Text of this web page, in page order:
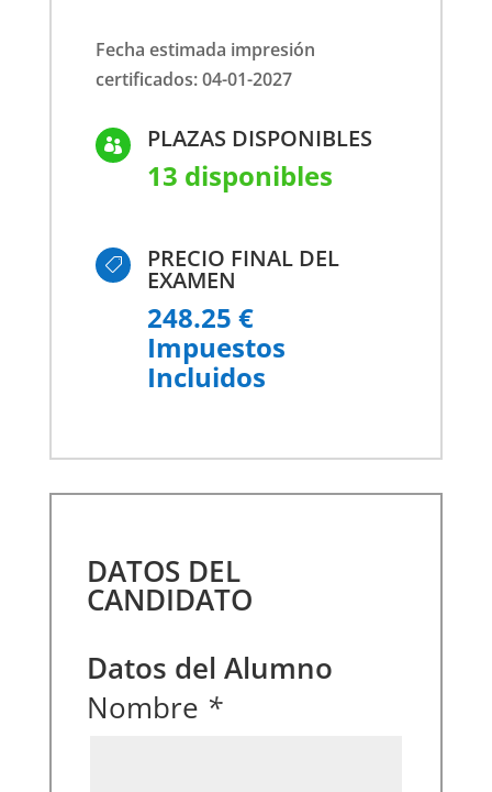
Fecha estimada impresión
certificados: 04-01-2027
 PLAZAS DISPONIBLES
13 disponibles
 PRECIO FINAL DEL
EXAMEN
248.25 €
Impuestos
Incluidos
DATOS DEL
CANDIDATO
Datos del Alumno
Nombre *